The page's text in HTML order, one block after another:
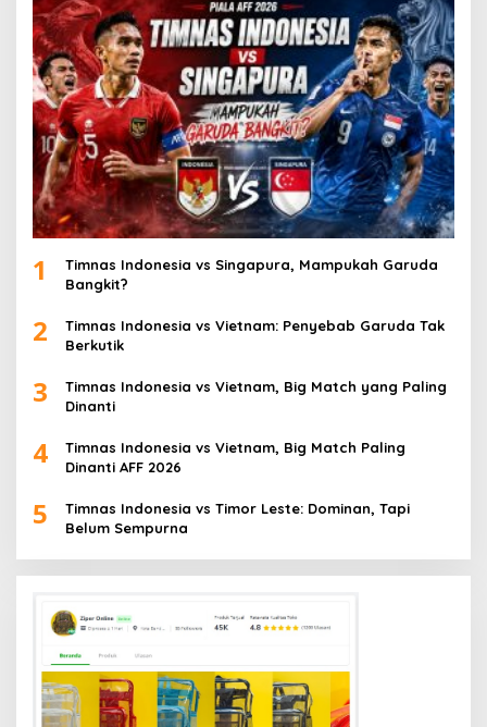
1
Timnas Indonesia vs Singapura, Mampukah Garuda
Bangkit?
2
Timnas Indonesia vs Vietnam: Penyebab Garuda Tak
Berkutik
3
Timnas Indonesia vs Vietnam, Big Match yang Paling
Dinanti
4
Timnas Indonesia vs Vietnam, Big Match Paling
Dinanti AFF 2026
5
Timnas Indonesia vs Timor Leste: Dominan, Tapi
Belum Sempurna